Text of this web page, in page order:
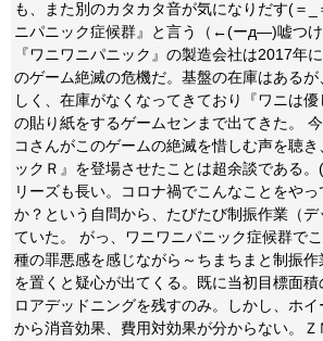
も、また別のカタカタ音が気になりだす(＝_
ニパニック症候群』と言う（←(ーд―)嘘つ
『ワニワニパニック』の製造会社は2017年
のゲーム絶滅の危機だ。基盤の在庫はある
しく、在庫がなくなってきており『ワニは
の貼り紙をするゲームセンまで出てきた。
コさんがこのゲームの絶滅を惜しむ声を聴
ックＲ』を登場させたことは超余談である
リーズも長い。コロナ禍でこんなことをや
か？という自問から、たびたび制振作業（
ていた。 がっ、ワニワニパニック症候群で
種の罪悪感を感じながら～ちまちまと制振
を置くと疑心が出てくる。既に当初目標面
ロアデッドニングを残すのみ。しかし、ホ
から消音効果、費用対効果が分からない。